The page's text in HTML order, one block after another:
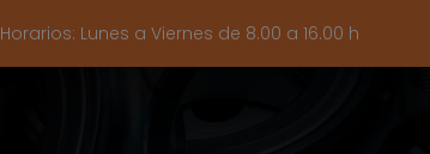
Horarios: Lunes a Viernes de 8.00 a 16.00 h